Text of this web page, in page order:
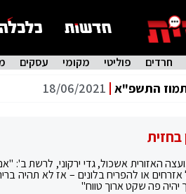
חרדים פוליטי מקומי עסקים
התשפ"א 18/06/2021
בחזית
האזורית אשכול, גדי ירקוני, לרשת ב':
אזרחים או להפריח בלונים – אז לא תהיה
פה שקט ארוך טווח"